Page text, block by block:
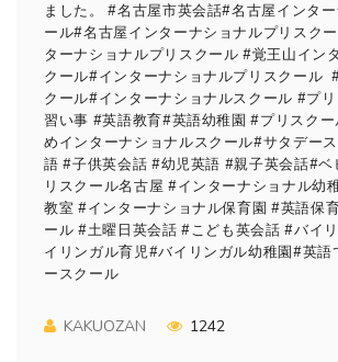
ました。 #名古屋市英会話#名古屋インタ
ール#名古屋インターナショナルプリスク
ターナショナルプリスクール #覚王山イン
クール#インターナショナルプリスクール
クール#インターナショナルスクール #プ
習い事 #英語教育#英語幼稚園 #プリスク
めインターナショナルスクール#サタデー
語 #子供英会話 #幼児英語 #親子英会話#
リスクール名古屋 #インターナショナル幼
教室 #インターナショナル保育園 #英語保
ール #土曜日英会話 #こども英会話 #バイ
イリンガル育児#バイリンガル幼稚園#英語
ースクール
KAKUOZAN 1242